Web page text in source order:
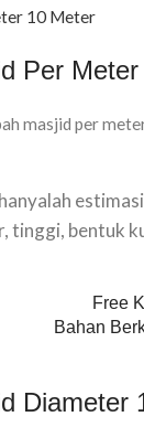
10 Meter
Per
masjid per
bentuk
Free
Bahan
Diameter